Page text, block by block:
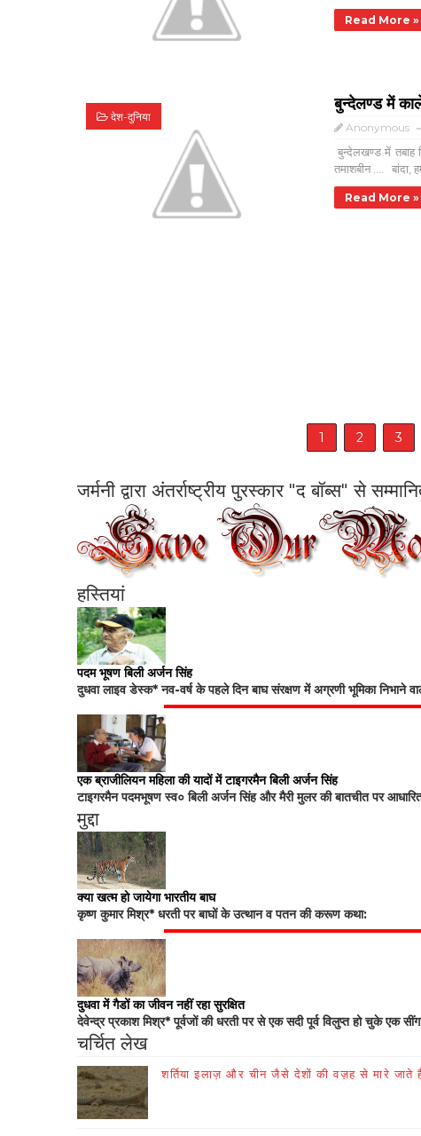
Read More »
देश-दुनिया
बुन्देलण्ड में काले
Anonymous
बुन्देलखण्ड में तबाह
तमाशबीन .... बांदा,
Read More »
1 2 3
जर्मनी द्वारा अंतर्राष्ट्रीय पुरस्कार "द बॉब्स" से
हस्तियां
पदम भूषण बिली अर्जन सिंह
दुधवा लाइव डेस्क* नव-वर्ष के पहले दिन बाघ संरक्षण में अग्रणी भूमिका निभाने
एक ब्राजीलियन महिला की यादों में टाइगरमैन बिली अर्जन सिंह
टाइगरमैन पदमभूषण स्व० बिली अर्जन सिंह और मैरी मुलर की बातचीत पर
मुद्दा
क्या खत्म हो जायेगा भारतीय बाघ
कृष्ण कुमार मिश्र* धरती पर बाघों के उत्थान व पतन की करूण कथा:
दुधवा में गैडों का जीवन नहीं रहा सुरक्षित
देवेन्द्र प्रकाश मिश्र* पूर्वजों की धरती पर से एक सदी पूर्व विलुप्त हो चुके एक
चर्चित लेख
शर्तिया इलाज़ और चीन जैसे देशों की वज़ह से मारे जाते